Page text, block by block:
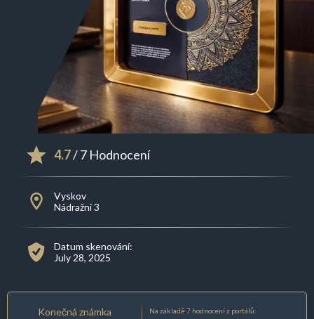
4.7/ 7 Hodnocení
Vyskov
Nádražní 3
Datum skenování:
July 28, 2025
Konečná známka Na základě 7 hodnocení z portálů: